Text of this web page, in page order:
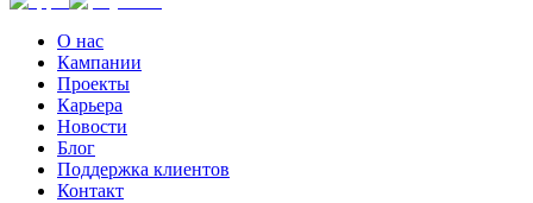
О нас
Кампании
Проекты
Карьера
Новости
Блог
Поддержка клиентов
Контакт